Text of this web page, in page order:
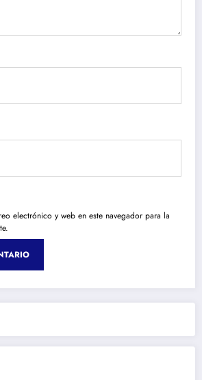
electrónico y web en este navegador para la